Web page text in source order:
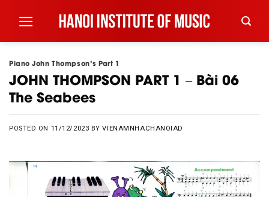
Piano John Thompson's Part 1
JOHN THOMPSON PART 1 – Bài 06
The Seabees
POSTED ON 11/12/2023 BYVIENAMNHACHANOIAD